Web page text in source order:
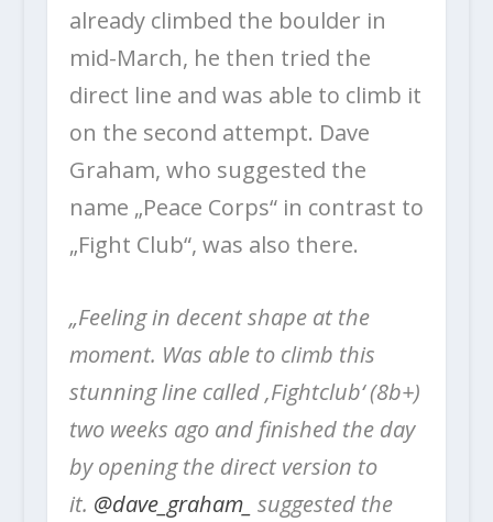
already climbed the boulder in
mid-March, he then tried the
direct line and was able to climb it
on the second attempt. Dave
Graham, who suggested the
name „Peace Corps“ in contrast to
„Fight Club“, was also there.
„Feeling in decent shape at the
moment. Was able to climb this
stunning line called ‚Fightclub‘ (8b+)
two weeks ago and finished the day
by opening the direct version to
it. @dave_graham_ suggested the